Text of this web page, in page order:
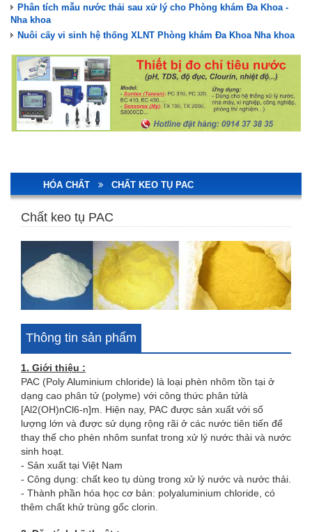
Nha khoa
Nuôi cấy vi sinh hệ thống XLNT Phòng khám Đa Khoa Nha khoa
Kiểm tra, bảo trì hệ thống XLNT Phòng khám Đa Khoa - Nha khoa
Lắp đặt hệ thống XLNT Phòng Khám Đa Khoa Nha Khoa
STAIR LIFT GHẾ LÊN CẦU THANG TK ACCESS
Cảm biến pH Mettler Toledo 405-60-SC-P-PA-K19/120/3m
HÓA CHẤT CHẤT KEO TỤ PAC
Chất keo tụ PAC
Thông tin sản phẩm
1. Giới thiệu :
PAC (Poly Aluminium chloride) là loại phèn nhôm tồn tại ở
dạng cao phân tử (polyme) với công thức phân tửlà
[Al2(OH)nCl6-n]m. Hiện nay, PAC được sản xuất với số
lượng lớn và được sử dụng rộng rãi ở các nước tiên tiến để
thay thế cho phèn nhôm sunfat trong xử lý nước thải và nước
sinh hoạt.
- Sản xuất tại Việt Nam
- Công dụng: chất keo tụ dùng trong xử lý nước và nước thải.
- Thành phần hóa học cơ bản: polyaluminium chloride, có
thêm chất khử trùng gốc clorin.